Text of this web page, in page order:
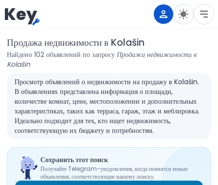
Key
Продажа недвижимости в Kolašin
Найдено 102 объявлений по запросу Продажа недвижимости в
Kolašin
Просмотр объявлений о недвижимости на продажу в Kolašin.
В объявлениях представлена информация о площади,
количестве комнат, цене, местоположении и дополнительных
характеристиках, таких как терраса, гараж, этаж и меблировка.
Идеально подходит для тех, кто ищет недвижимость,
соответствующую их бюджету и потребностям.
Сохранить этот поиск
Получайте Telegram-уведомления, когда появятся новые
объявления, соответствующие вашему поиску.